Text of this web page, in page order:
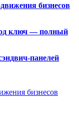
бизнесов
ключ — полный
панелей
бизнесов